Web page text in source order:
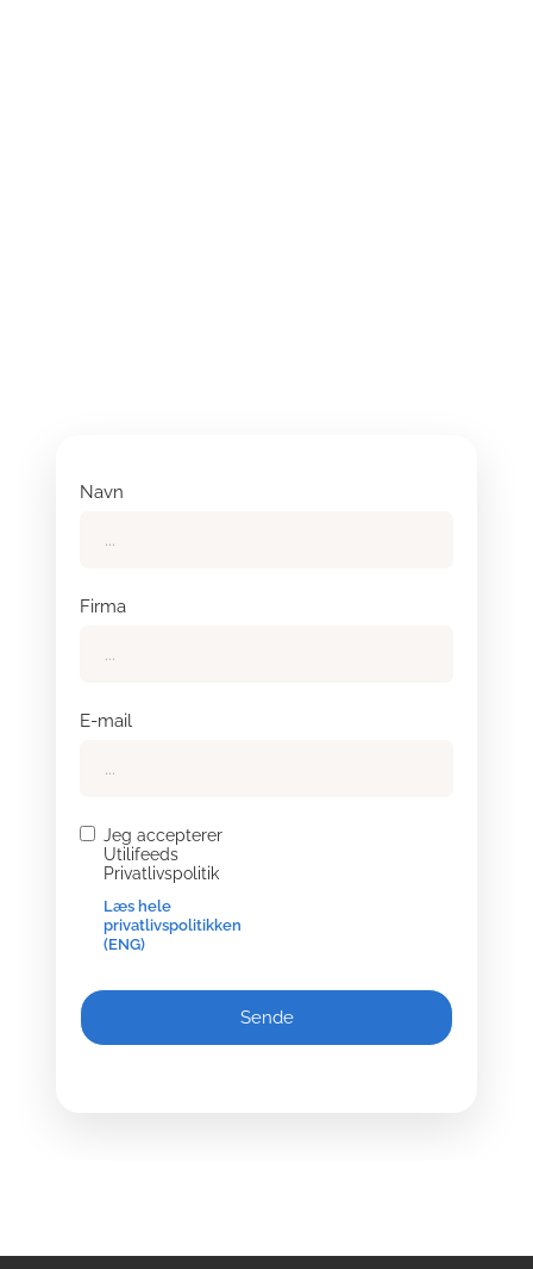
Navn
Firma
E-mail
Jeg accepterer
Utilifeeds
Privatlivspolitik
Læs hele
privatlivspolitikken
(ENG)